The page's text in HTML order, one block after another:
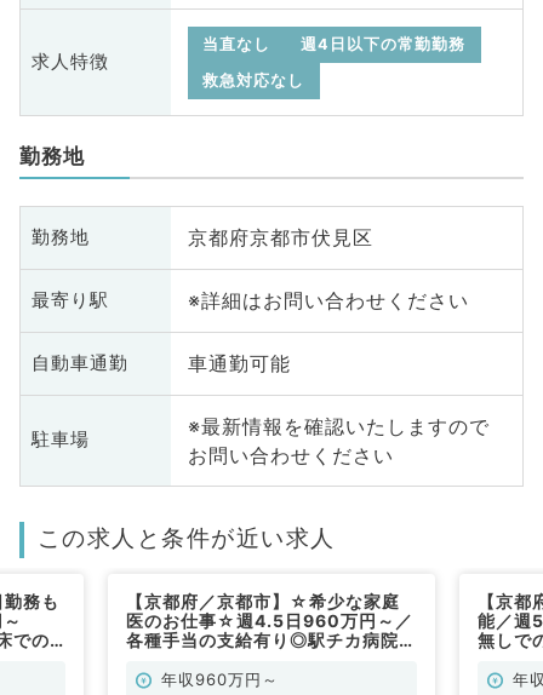
求人特徴
当直なし
週4日以下の常勤勤務
救急対応なし
勤務地
勤務地 京都府京都市伏見区
最寄り駅 ※詳細はお問い合わせください
自動車通勤 車通勤可能
駐車場
※最新情報を確認いたしますので
お問い合わせください
この求人と条件が近い求人
務も
での
【京都府／京都市】☆希少な家庭
医のお仕事☆週4.5日960万円～／
各種手当の支給有り◎駅チカ病院で
応・専門医指導等のお仕事です（一
年収960万円～
【京
能／週
無しで
／常勤
年